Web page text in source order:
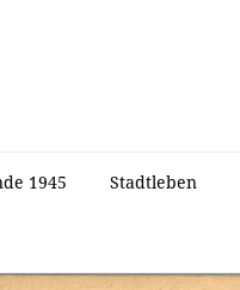
1945 Stadtleben